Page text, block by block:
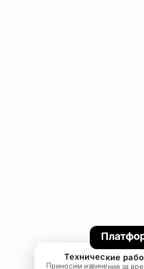
Технические
Приносим извинения за